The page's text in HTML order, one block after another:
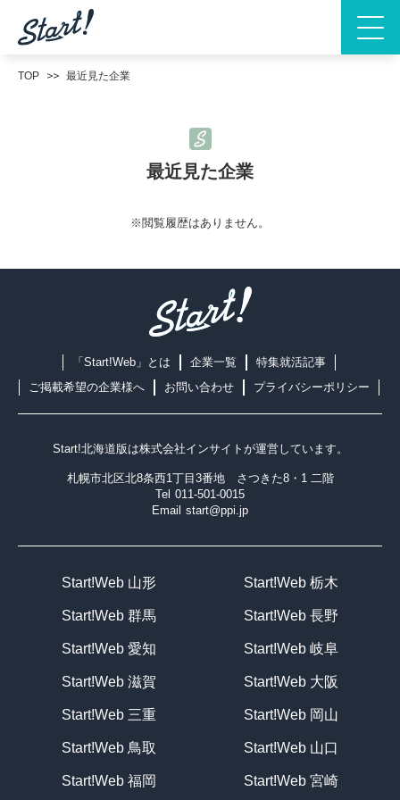
TOP 最近見た企業
最近見た企業
※閲覧履歴はありません。
「Start!Web」とは 企業一覧
特集就活記事
ご掲載希望の企業様へ
お問い合わせ プライバシーポリシー
Start!北海道版は株式会社インサイト が運営しています。
札幌市北区北8条西1丁目3番地 さつきた8・1 二階
Tel 011-501-0015
Email start@ppi.jp
Start!Web 山形 Start!Web 栃木
Start!Web 群馬 Start!Web 長野
Start!Web 愛知 Start!Web 岐阜
Start!Web 滋賀 Start!Web 大阪
Start!Web 三重 Start!Web 岡山
Start!Web 鳥取 Start!Web 山口
Start!Web 福岡 Start!Web 宮崎